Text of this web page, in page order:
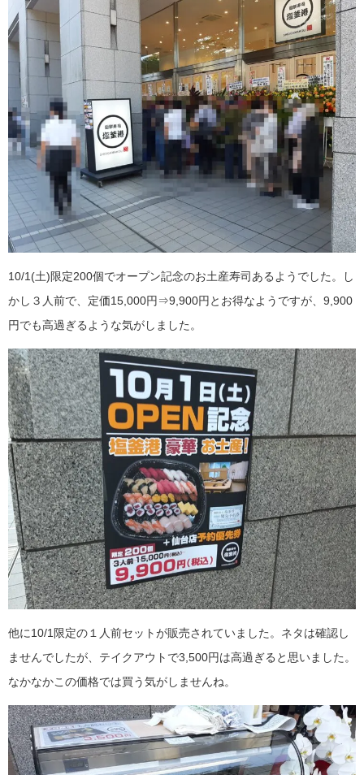
10/1(土)限定200個でオープン記念のお土産寿司あるようでした。し
かし３人前で、定価15,000円⇒9,900円とお得なようですが、9,900
円でも高過ぎるような気がしました。
他に10/1限定の１人前セットが販売されていました。ネタは確認し
ませんでしたが、テイクアウトで3,500円は高過ぎると思いました。
なかなかこの価格では買う気がしませんね。